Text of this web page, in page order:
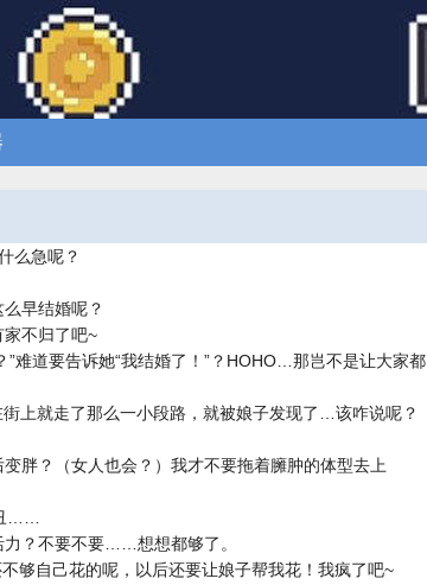
么急呢？
早结婚呢？
不归了吧~
难道要告诉她“我结婚了！”？HOHO…那岂不是让大家都
上就走了那么一小段路，就被娘子发现了…该咋说呢？
胖？（女人也会？）我才不要拖着臃肿的体型去上
……
？不要不要……想想都够了。
够自己花的呢，以后还要让娘子帮我花！我疯了吧~